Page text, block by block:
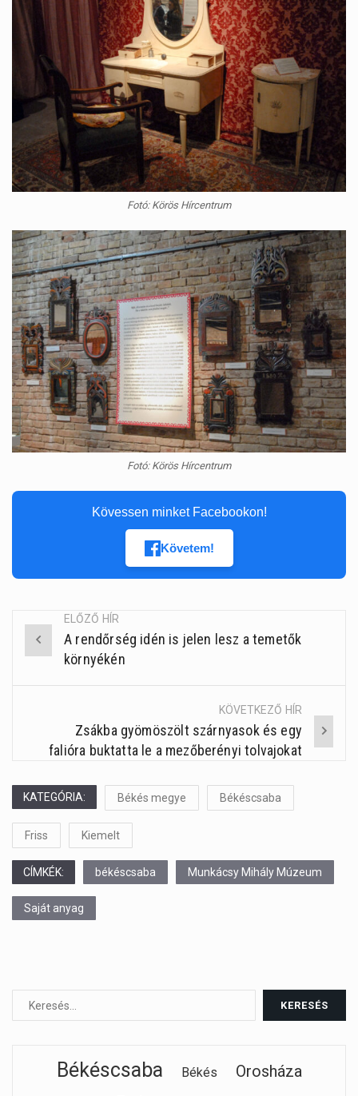
Fotó: Körös Hírcentrum
Fotó: Körös Hírcentrum
Kövessen minket Facebookon!
Követem!
Post
navigation
ELŐZŐ HÍR
A rendőrség idén is jelen lesz a temetők
környékén
KÖVETKEZŐ HÍR
Zsákba gyömöszölt szárnyasok és egy
falióra buktatta le a mezőberényi tolvajokat
KATEGÓRIA: Békés megye Békéscsaba
Friss Kiemelt
CÍMKÉK: békéscsaba Munkácsy Mihály Múzeum
Saját anyag
Békéscsaba Békés
Orosháza